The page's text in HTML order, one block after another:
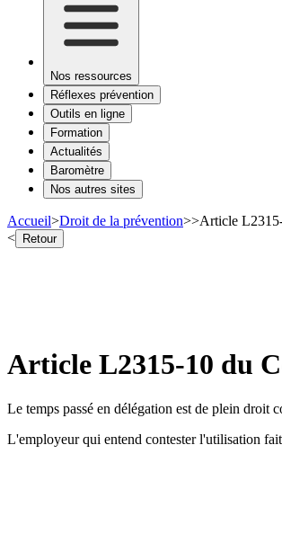
Nos ressources
Réflexes prévention
Outils en ligne
Formation
Actualités
Baromètre
Nos autres sites
Accueil>Droit de la prévention>>Article
< Retour
Article L2315-10 du
Le temps passé en délégation est de plein droit
L'employeur qui entend contester l'utilisation